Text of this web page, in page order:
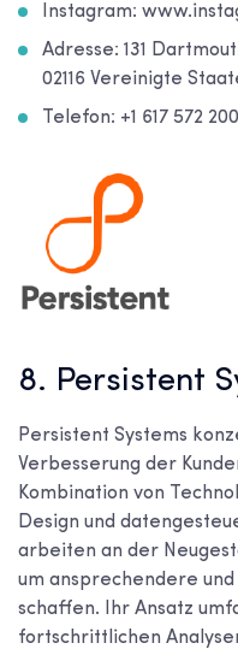
Instagram:
Adresse: 131
02116 Vereinigte
Telefon: +1 617 572
8. Persistent
Persistent Systems
Verbesserung der
Kombination von
Design und
arbeiten an der
um ansprechendere
schaffen. Ihr Ansatz
fortschrittlichen